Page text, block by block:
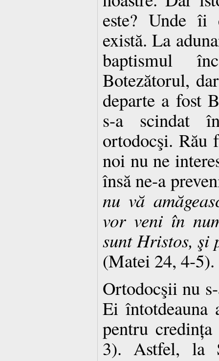
este? Unde îi
există. La
baptismul
Botezătorul,
departe a fost
s-a scindat
ortodocşi. Rău
noi nu ne
însă ne-a
nu vă
vor veni în
sunt Hristos, şi
(Matei 24, 4-5).
Ortodocşii nu
Ei întotdeauna
pentru
3). Astfel, la